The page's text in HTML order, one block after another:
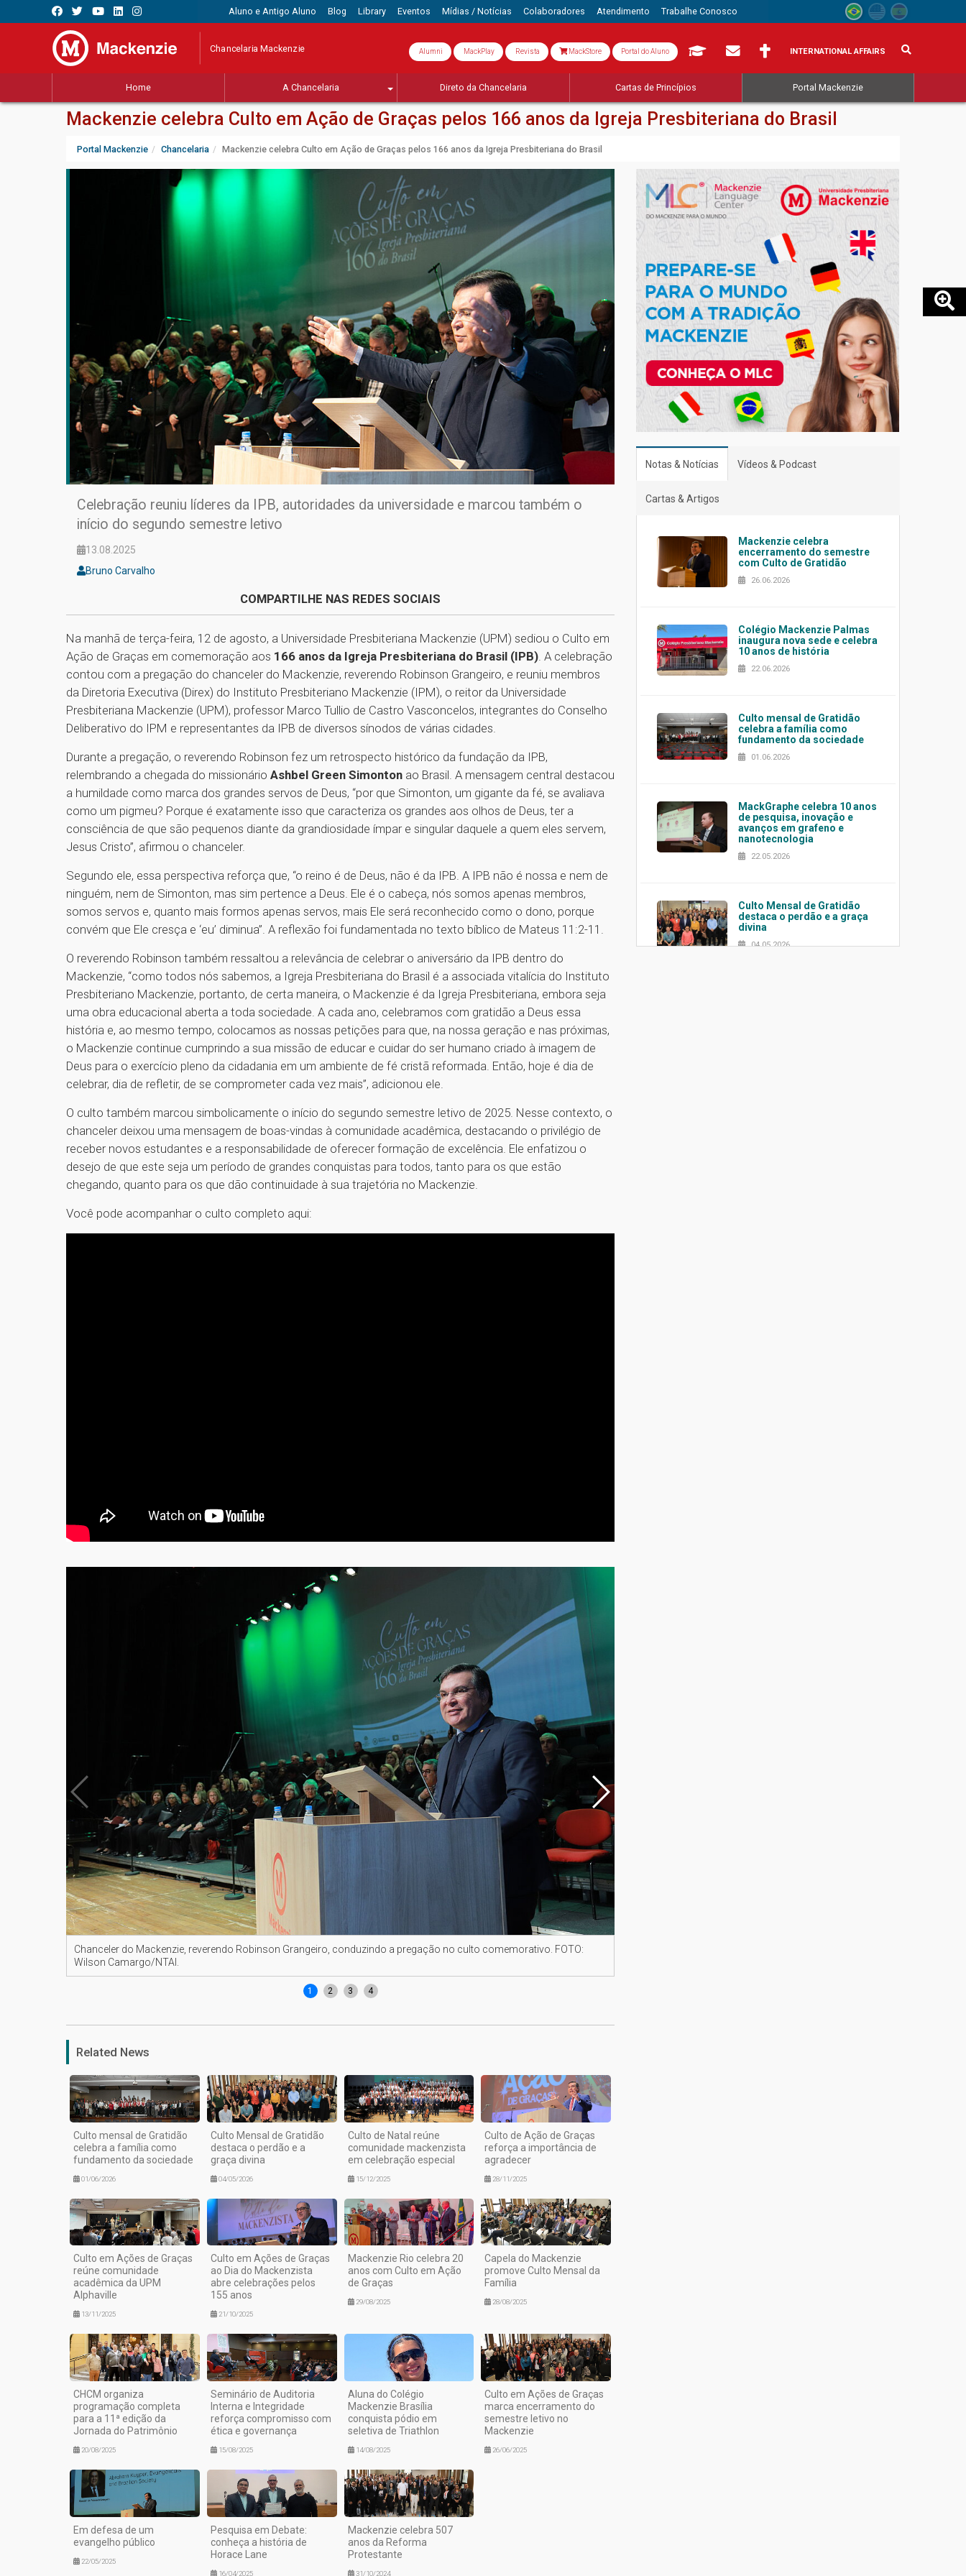
Aluno e Antigo Aluno Blog Library Eventos Mídias / Notícias Colaboradores Atendimento Trabalhe Conosco
Chancelaria Mackenzie Alumni MackPlay Revista MackStore Portal do Aluno INTERNATIONAL AFFAIRS
Home A Chancelaria Direto da Chancelaria Cartas de Princípios Portal Mackenzie
Mackenzie celebra Culto em Ação de Graças pelos 166 anos da Igreja Presbiteriana do Brasil
Portal Mackenzie Chancelaria Mackenzie celebra Culto em Ação de Graças pelos 166 anos da Igreja Presbiteriana do Brasil
Celebração reuniu líderes da IPB, autoridades da universidade e marcou também o
início do segundo semestre letivo
13.08.2025
Bruno Carvalho
COMPARTILHE NAS REDES SOCIAIS
Na manhã de terça-feira, 12 de agosto, a Universidade Presbiteriana Mackenzie (UPM) sediou o Culto em
Ação de Graças em comemoração aos 166 anos da Igreja Presbiteriana do Brasil (IPB) . A celebração
contou com a pregação do chanceler do Mackenzie, reverendo Robinson Grangeiro, e reuniu membros
da Diretoria Executiva (Direx) do Instituto Presbiteriano Mackenzie (IPM), o reitor da Universidade
Presbiteriana Mackenzie (UPM), professor Marco Tullio de Castro Vasconcelos, integrantes do Conselho
Deliberativo do IPM e representantes da IPB de diversos sínodos de várias cidades.
Durante a pregação, o reverendo Robinson fez um retrospecto histórico da fundação da IPB,
relembrando a chegada do missionário Ashbel Green Simonton ao Brasil. A mensagem central destacou
a humildade como marca dos grandes servos de Deus, “por que Simonton, um gigante da fé, se avaliava
como um pigmeu? Porque é exatamente isso que caracteriza os grandes aos olhos de Deus, ter a
consciência de que são pequenos diante da grandiosidade ímpar e singular daquele a quem eles servem,
Jesus Cristo”, afirmou o chanceler.
Segundo ele, essa perspectiva reforça que, “o reino é de Deus, não é da IPB. A IPB não é nossa e nem de
ninguém, nem de Simonton, mas sim pertence a Deus. Ele é o cabeça, nós somos apenas membros,
somos servos e, quanto mais formos apenas servos, mais Ele será reconhecido como o dono, porque
convém que Ele cresça e ‘eu’ diminua”. A reflexão foi fundamentada no texto bíblico de Mateus 11:2-11.
O reverendo Robinson também ressaltou a relevância de celebrar o aniversário da IPB dentro do
Mackenzie, “como todos nós sabemos, a Igreja Presbiteriana do Brasil é a associada vitalícia do Instituto
Presbiteriano Mackenzie, portanto, de certa maneira, o Mackenzie é da Igreja Presbiteriana, embora seja
uma obra educacional aberta a toda sociedade. A cada ano, celebramos com gratidão a Deus essa
história e, ao mesmo tempo, colocamos as nossas petições para que, na nossa geração e nas próximas,
o Mackenzie continue cumprindo a sua missão de educar e cuidar do ser humano criado à imagem de
Deus para o exercício pleno da cidadania em um ambiente de fé cristã reformada. Então, hoje é dia de
celebrar, dia de refletir, de se comprometer cada vez mais”, adicionou ele.
O culto também marcou simbolicamente o início do segundo semestre letivo de 2025. Nesse contexto, o
chanceler deixou uma mensagem de boas-vindas à comunidade acadêmica, destacando o privilégio de
receber novos estudantes e a responsabilidade de oferecer formação de excelência. Ele enfatizou o
desejo de que este seja um período de grandes conquistas para todos, tanto para os que estão
chegando, quanto para os que dão continuidade à sua trajetória no Mackenzie.
Você pode acompanhar o culto completo aqui:
Chanceler do Mackenzie, reverendo Robinson Grangeiro, conduzindo a pregação no culto comemorativo. FOTO:
Wilson Camargo/NTAI.
1 2 3 4
Related News
Culto mensal de Gratidão
celebra a família como
fundamento da sociedade
01/06/2026
Culto Mensal de Gratidão
destaca o perdão e a
graça divina
04/05/2026
Culto de Natal reúne
comunidade mackenzista
em celebração especial
15/12/2025
Culto de Ação de Graças
reforça a importância de
agradecer
28/11/2025
Culto em Ações de Graças
reúne comunidade
acadêmica da UPM
Alphaville
13/11/2025
Culto em Ações de Graças
ao Dia do Mackenzista
abre celebrações pelos
155 anos
21/10/2025
Mackenzie Rio celebra 20
anos com Culto em Ação
de Graças
29/08/2025
Capela do Mackenzie
promove Culto Mensal da
Família
28/08/2025
CHCM organiza
programação completa
para a 11ª edição da
Jornada do Patrimônio
20/08/2025
Seminário de Auditoria
Interna e Integridade
reforça compromisso com
ética e governança
15/08/2025
Aluna do Colégio
Mackenzie Brasília
conquista pódio em
seletiva de Triathlon
14/08/2025
Culto em Ações de Graças
marca encerramento do
semestre letivo no
Mackenzie
26/06/2025
Em defesa de um
evangelho público
22/05/2025
Pesquisa em Debate:
conheça a história de
Horace Lane
16/04/2025
Mackenzie celebra 507
anos da Reforma
Protestante
31/10/2024
Notas & Notícias Vídeos & Podcast
Cartas & Artigos
Mackenzie celebra
encerramento do semestre
com Culto de Gratidão
26.06.2026
Colégio Mackenzie Palmas
inaugura nova sede e celebra
10 anos de história
22.06.2026
Culto mensal de Gratidão
celebra a família como
fundamento da sociedade
01.06.2026
MackGraphe celebra 10 anos
de pesquisa, inovação e
avanços em grafeno e
nanotecnologia
22.05.2026
Culto Mensal de Gratidão
destaca o perdão e a graça
divina
04.05.2026